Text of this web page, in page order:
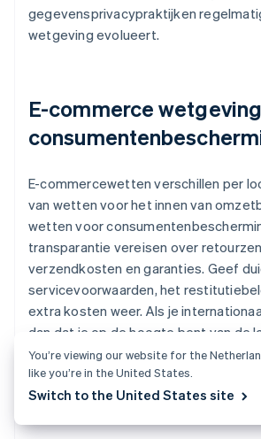
gegevensprivacypraktijken
wetgeving evolueert.
E-commerce
E-commercewetten verschillen per
van wetten voor het innen van
wetten voor
transparantie vereisen over
verzendkosten en garanties. Geef
servicevoorwaarden, het
extra kosten weer. Als je
dan dat je op de hoogte bent van de
commercewetten in de landen waar
of gebruik platforms zoals Avalara voor
geautomatiseerde naleving van
You’re viewing our website for the
like you’re in the United States.
Switch to the United States site